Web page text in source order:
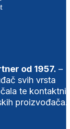
od 1957. –
svih vrsta
te
proizvođača.